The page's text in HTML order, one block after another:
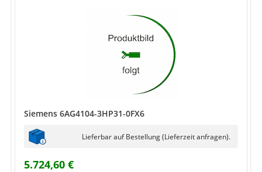
Siemens 6AG4104-3HP31-0FX6
Lieferbar auf Bestellung (Lieferzeit anfragen).
5.724,60 €